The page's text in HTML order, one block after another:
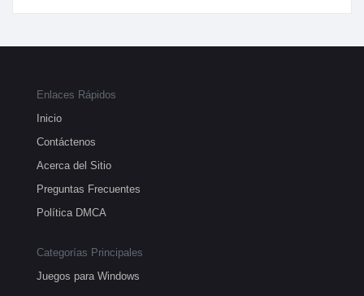
Enlaces Rápidos
Inicio
Contáctenos
Acerca del Sitio
Preguntas Frecuentes
Política DMCA
Categorías Principales
Juegos para Windows